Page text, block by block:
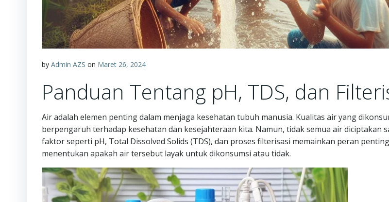
by Admin AZS on Maret 26, 2024
Panduan Tentang pH, TDS, dan
Air adalah elemen penting dalam menjaga kesehatan tubuh manusia. Kualitas air yang
berpengaruh terhadap kesehatan dan kesejahteraan kita. Namun, tidak semua air diciptakan
faktor seperti pH, Total Dissolved Solids (TDS), dan proses filterisasi memainkan peran
menentukan apakah air tersebut layak untuk dikonsumsi atau tidak.